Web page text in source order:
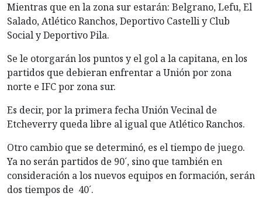
Mientras que en la zona sur estarán: Belgrano, Lefu, El
Salado, Atlético Ranchos, Deportivo Castelli y Club
Social y Deportivo Pila.
Se le otorgarán los puntos y el gol a la capitana, en los
partidos que debieran enfrentar a Unión por zona
norte e IFC por zona sur.
Es decir, por la primera fecha Unión Vecinal de
Etcheverry queda libre al igual que Atlético Ranchos.
Otro cambio que se determinó, es el tiempo de juego.
Ya no serán partidos de 90´, sino que también en
consideración a los nuevos equipos en formación, serán
dos tiempos de 40´.